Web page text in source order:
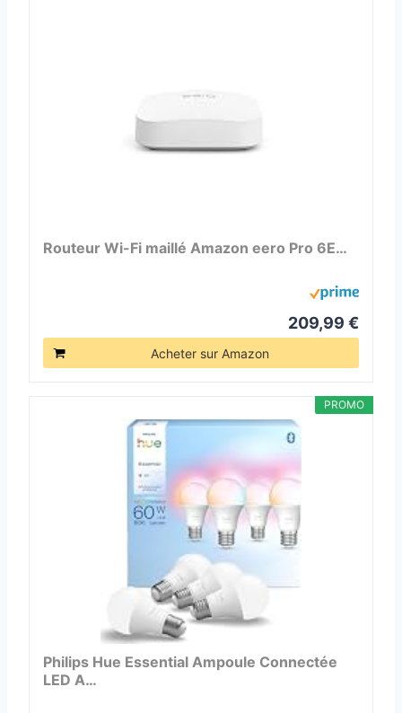
Routeur Wi-Fi maillé Amazon eero Pro 6E…
209,99 €
Acheter sur Amazon
PROMO
Philips Hue Essential Ampoule Connectée
LED A…